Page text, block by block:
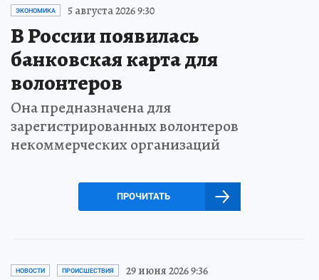
ЭКОНОМИКА 5 августа 2026 9:30
В России появилась
банковская карта для
волонтеров
Она предназначена для
зарегистрированных волонтеров
некоммерческих организаций
ПРОЧИТАТЬ
НОВОСТИ ПРОИСШЕСТВИЯ 29 июня 2026 9:36